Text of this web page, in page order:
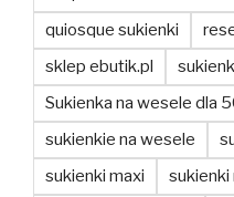
quiosque sukienki
sklep ebutik.pl
Sukienka na wesele dla
sukienkie na wesele
sukienki maxi
sukienki